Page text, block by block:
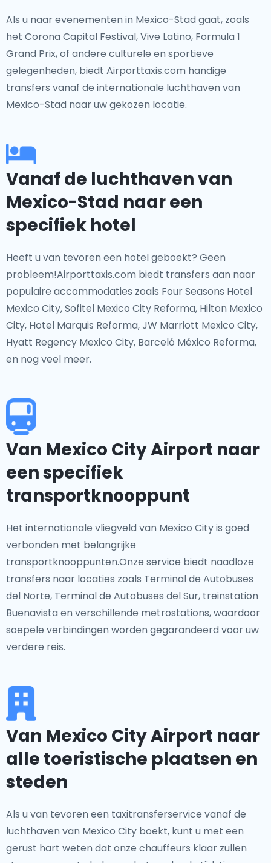
Als u naar evenementen in Mexico-Stad gaat, zoals
het Corona Capital Festival, Vive Latino, Formula 1
Grand Prix, of andere culturele en sportieve
gelegenheden, biedt Airporttaxis.com handige
transfers vanaf de internationale luchthaven van
Mexico-Stad naar uw gekozen locatie.
Vanaf de luchthaven van
Mexico-Stad naar een
specifiek hotel
Heeft u van tevoren een hotel geboekt? Geen
probleem!Airporttaxis.com biedt transfers aan naar
populaire accommodaties zoals Four Seasons Hotel
Mexico City, Sofitel Mexico City Reforma, Hilton Mexico
City, Hotel Marquis Reforma, JW Marriott Mexico City,
Hyatt Regency Mexico City, Barceló México Reforma,
en nog veel meer.
Van Mexico City Airport naar
een specifiek
transportknooppunt
Het internationale vliegveld van Mexico City is goed
verbonden met belangrijke
transportknooppunten.Onze service biedt naadloze
transfers naar locaties zoals Terminal de Autobuses
del Norte, Terminal de Autobuses del Sur, treinstation
Buenavista en verschillende metrostations, waardoor
soepele verbindingen worden gegarandeerd voor uw
verdere reis.
Van Mexico City Airport naar
alle toeristische plaatsen en
steden
Als u van tevoren een taxitransferservice vanaf de
luchthaven van Mexico City boekt, kunt u met een
gerust hart weten dat onze chauffeurs klaar zullen